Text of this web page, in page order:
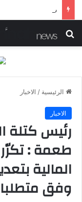
بحث عن
الرئيسية / الاخبار
الاخبار
رئيس كتلة
طعمة :
المالية
وفق